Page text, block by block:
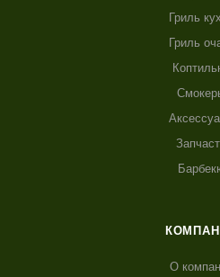
Гриль
Гриль
О